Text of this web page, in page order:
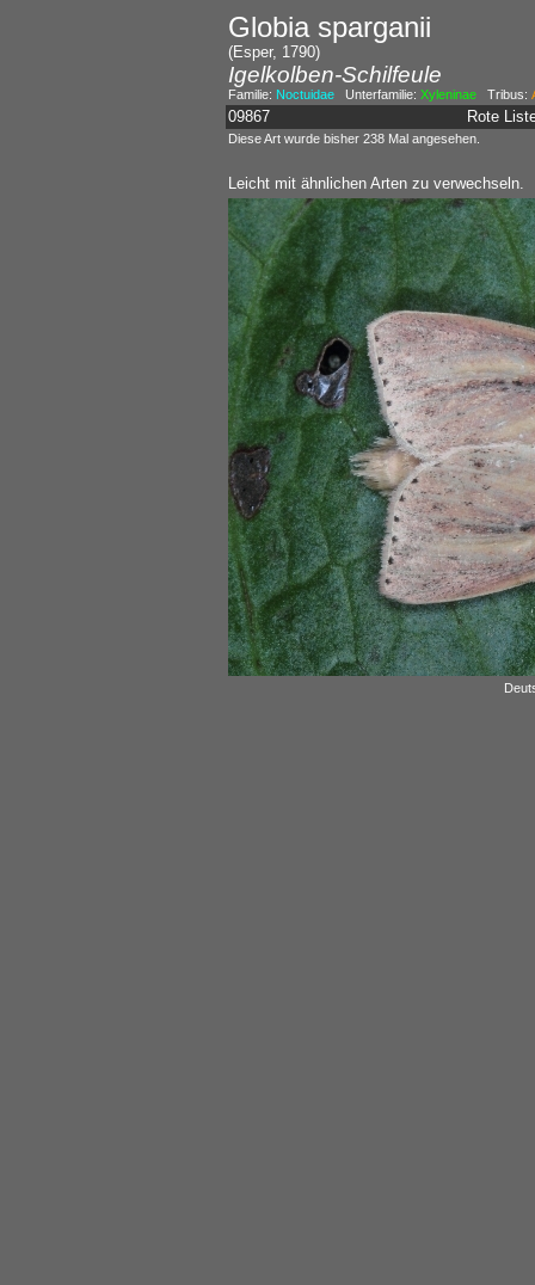
Globia sparganii
(Esper, 1790)
Igelkolben-Schilfeule
Familie: NoctuidaeUnterfamilie: XyleninaeTribus:
09867 Rote
Diese Art wurde bisher 238 Mal angesehen.
Leicht mit ähnlichen Arten zu verwechseln.